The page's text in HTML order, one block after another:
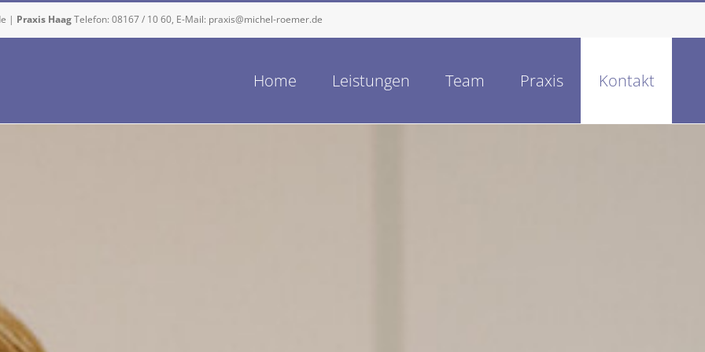
| Praxis HaagTelefon: 08167 / 10 60, E-Mail: praxis@michel-roemer.de
Home Leistungen Team Praxis Kontakt